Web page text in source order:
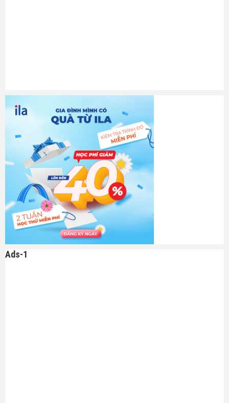
Ads-1